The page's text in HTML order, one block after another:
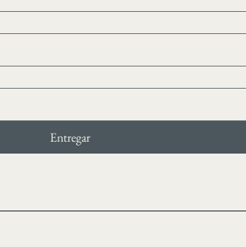
Entregar